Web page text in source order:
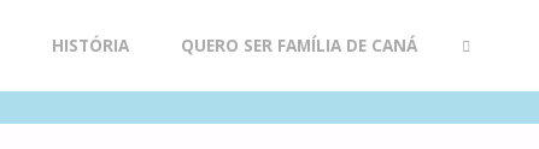
HISTÓRIA QUERO SER FAMÍLIA DE CANÁ